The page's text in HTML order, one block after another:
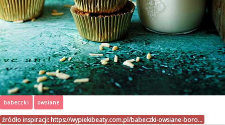
babeczki owsiane
źródło inspiracji: https://wypiekibeaty.com.pl/babeczki-owsiane-boro…